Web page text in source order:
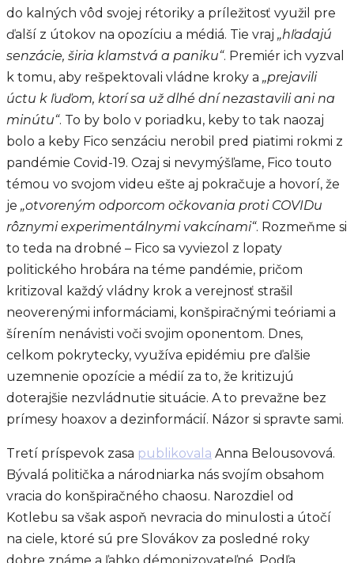
do kalných vôd svojej rétoriky a príležitosť využil pre
ďalší z útokov na opozíciu a médiá. Tie vraj „hľadajú
senzácie, širia klamstvá a paniku“. Premiér ich vyzval
k tomu, aby rešpektovali vládne kroky a „prejavili
úctu k ľuďom, ktorí sa už dlhé dní nezastavili ani na
minútu“. To by bolo v poriadku, keby to tak naozaj
bolo a keby Fico senzáciu nerobil pred piatimi rokmi z
pandémie Covid-19. Ozaj si nevymýšľame, Fico touto
témou vo svojom videu ešte aj pokračuje a hovorí, že
je „otvoreným odporcom očkovania proti COVIDu
rôznymi experimentálnymi vakcínami“. Rozmeňme si
to teda na drobné – Fico sa vyviezol z lopaty
politického hrobára na téme pandémie, pričom
kritizoval každý vládny krok a verejnosť strašil
neoverenými informáciami, konšpiračnými teóriami a
šírením nenávisti voči svojim oponentom. Dnes,
celkom pokrytecky, využíva epidémiu pre ďalšie
uzemnenie opozície a médií za to, že kritizujú
doterajšie nezvládnutie situácie. A to prevažne bez
prímesy hoaxov a dezinformácií. Názor si spravte sami.
Tretí príspevok zasa publikovala Anna Belousovová.
Bývalá politička a národniarka nás svojím obsahom
vracia do konšpiračného chaosu. Narozdiel od
Kotlebu sa však aspoň nevracia do minulosti a útočí
na ciele, ktoré sú pre Slovákov za posledné roky
dobre známe a ľahko démonizovateľné. Podľa